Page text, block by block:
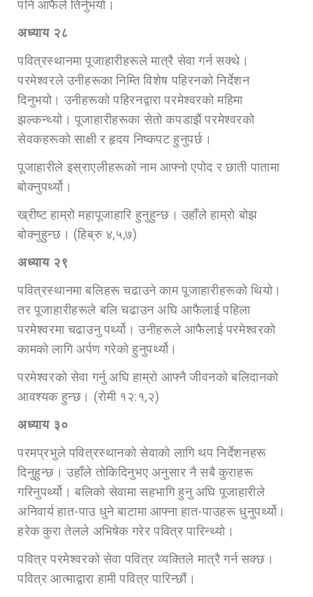
पनि आफैले तिर्नुभयो।
अध्याय २८
पवित्रस्थानमा पूजाहारीहरूले मात्रै सेवा गर्न सक्थे।
परमेश्वरले उनीहरूका निम्ति विशेष पहिरनको निर्देशन
दिनुभयो। उनीहरूको पहिरनद्वारा परमेश्वरको महिमा
झल्कन्थ्यो। पूजाहारीहरूका सेतो कपडाझैं परमेश्वरको
सेवकहरूको साक्षी र हृदय निष्कपट हुनुपर्छ।
पूजाहारीले इस्राएलीहरूको नाम आफ्नो एपोद र छाती पातामा
बोक्नुपर्थ्यो।
ख्रीष्ट हाम्रो महापूजाहारि हुनुहुन्छ। उहाँले हाम्रो बोझ
बोक्नुहुन्छ। (हिब्रु ४,५,७)
अध्याय २९
पवित्रस्थानमा बलिहरू चढाउने काम पूजाहारीहरूको थियो।
तर पूजाहारीहरूले बलि चढाउन अघि आफैलाई पहिला
परमेश्वरमा चढाउनु पर्थ्यो। उनीहरूले आफैलाई परमेश्वरको
कामको लागि अर्पण गरेको हुनुपर्थ्यो।
परमेश्वरको सेवा गर्नु अघि हाम्रो आफ्नै जीवनको बलिदानको
आवश्यक हुन्छ। (रोमी १२:१,२)
अध्याय ३०
परमप्रभुले पवित्रस्थानको सेवाको लागि थप निर्देशनहरू
दिनुहुन्छ। उहाँले तोकिदिनुभए अनुसार नै सबै कुराहरू
गरिनुपर्थ्यो। बलिको सेवामा सहभागि हुनु अघि पूजाहारीले
अनिवार्य हात-पाउ धुने बाटामा आफ्ना हात-पाउहरू धुनुपर्थ्यो।
हरेक कुरा तेलले अभिषेक गरेर पवित्र पारिन्थ्यो।
पवित्र परमेश्वरको सेवा पवित्र व्यक्तिले मात्रै गर्न सक्छ।
पवित्र आत्माद्वारा हामी पवित्र पारिन्छौं।